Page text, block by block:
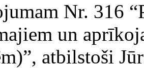
Nr. 316
un
atbilstoši